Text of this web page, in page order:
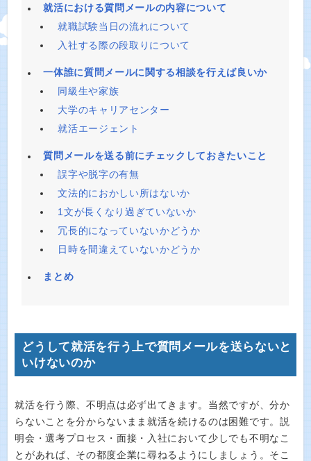
就活における質問メールの内容について
就職試験当日の流れについて
入社する際の段取りについて
一体誰に質問メールに関する相談を行えば良いか
同級生や家族
大学のキャリアセンター
就活エージェント
質問メールを送る前にチェックしておきたいこと
誤字や脱字の有無
文法的におかしい所はないか
1文が長くなり過ぎていないか
冗長的になっていないかどうか
日時を間違えていないかどうか
まとめ
どうして就活を行う上で質問メールを送らないと
いけないのか
就活を行う際、不明点は必ず出てきます。当然ですが、分か
らないことを分からないまま就活を続けるのは困難です。説
明会・選考プロセス・面接・入社において少しでも不明なこ
とがあれば、その都度企業に尋ねるようにしましょう。そこ